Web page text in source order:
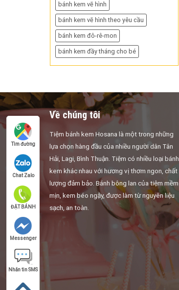
bánh kem vẽ hình
bánh kem vẽ hình theo yêu cầu
bánh kem đô-rê-mon
bánh kem đầy tháng cho bé
Về chúng tôi
Tiệm bánh kem Hosana là một trong những
lựa chọn hàng đầu của nhiều người dân Tân
Hải, Lagi, Bình Thuận. Tiệm có nhiều loại bánh
kem khác nhau với hương vị thơm ngon, chất
lượng đảm bảo. Bánh bông lan của tiệm mềm
mịn, kem béo ngậy, được làm từ nguyên liệu
sạch, an toàn.
Tìm đường
Chat Zalo
ĐẶT BÁNH
Messenger
Nhắn tin SMS